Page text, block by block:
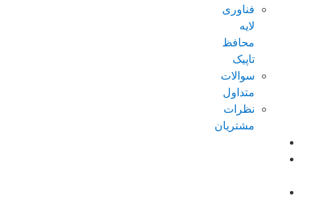
فناوری
لایه
محافظ
تاپیک
سوالات
متداول
نظرات
مشتریان